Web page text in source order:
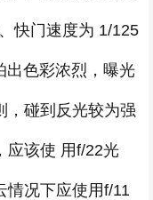
快门速度为 1/125
出色彩浓烈，曝光
，碰到反光较为强
应该使 用f/22光
情况下应使用f/11